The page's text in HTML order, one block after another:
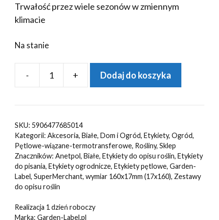
Trwałość przez wiele sezonów w zmiennym
klimacie
Na stanie
-
ilość
pętlowe
opisu
roślin
Białe
160x17mm(17x160)
+ Dodaj do koszyka
SKU: 5906477685014
Kategorii: Akcesoria, Białe, Dom i Ogród, Etykiety, Ogród,
Pętlowe-wiązane-termotransferowe, Rośliny, Sklep
Znaczników: Anetpol , Białe, Etykiety do opisu roślin, Etykiety
do pisania, Etykiety ogrodnicze, Etykiety pętlowe, Garden-
Label, SuperMerchant, wymiar 160x17mm (17x160), Zestawy
do opisu roślin
Realizacja 1 dzień roboczy
Marka: Garden-Label.pl